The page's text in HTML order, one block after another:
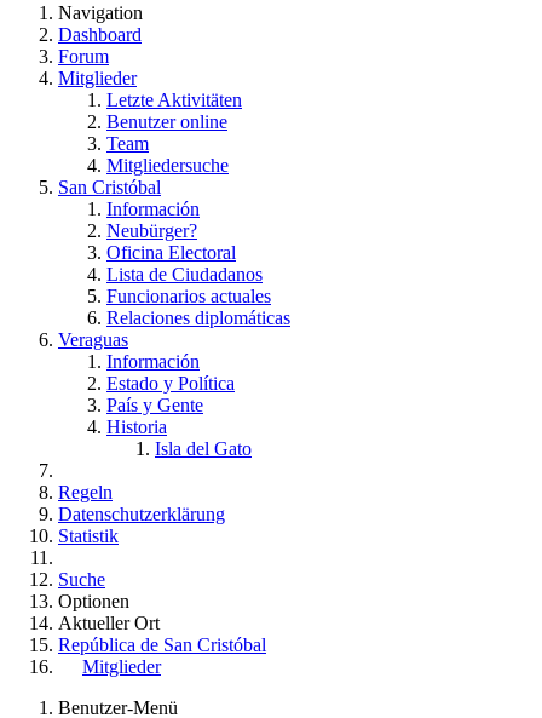
Navigation
Dashboard
Forum
Mitglieder
Letzte Aktivitäten
Benutzer online
Team
Mitgliedersuche
San Cristóbal
Información
Neubürger?
Oficina Electoral
Lista de Ciudadanos
Funcionarios actuales
Relaciones diplomáticas
Veraguas
Información
Estado y Política
País y Gente
Historia
Isla del Gato
Regeln
Datenschutzerklärung
Statistik
Suche
Optionen
Aktueller Ort
República de San Cristóbal
Mitglieder
Benutzer-Menü